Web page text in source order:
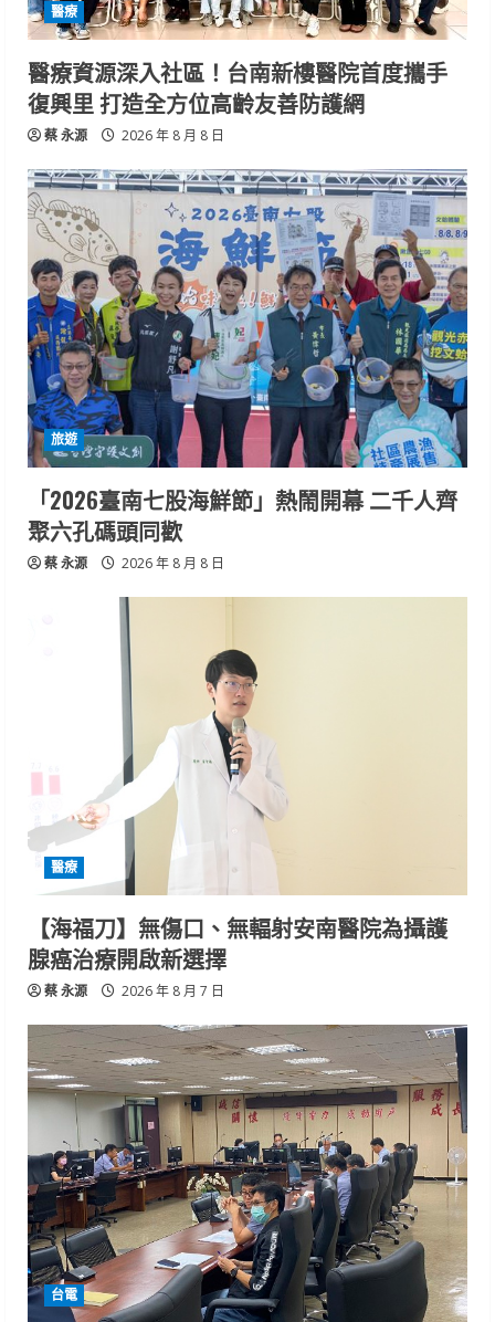
醫療
醫療資源深入社區！台南新樓醫院首度攜手
復興里 打造全方位高齡友善防護網
蔡 永源 2026 年 8 月 8 日
旅遊
「2026臺南七股海鮮節」熱鬧開幕 二千人齊
聚六孔碼頭同歡
蔡 永源 2026 年 8 月 8 日
醫療
【海福刀】無傷口、無輻射安南醫院為攝護
腺癌治療開啟新選擇
蔡 永源 2026 年 8 月 7 日
台電